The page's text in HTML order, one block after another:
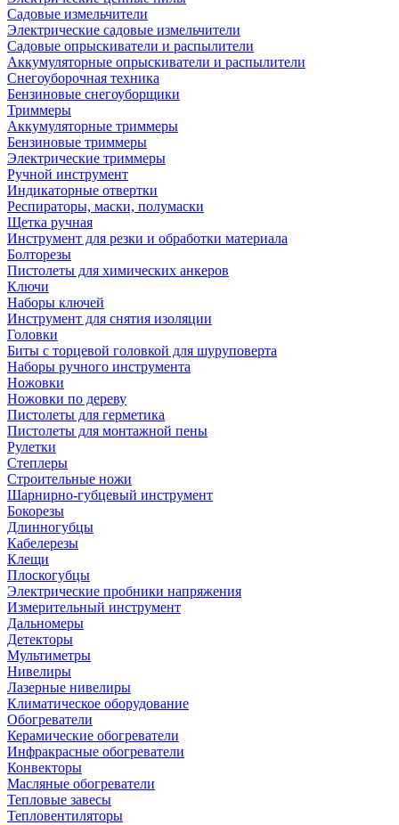
Садовые измельчители
Электрические садовые измельчители
Садовые опрыскиватели и распылители
Аккумуляторные опрыскиватели и распылители
Снегоуборочная техника
Бензиновые снегоуборщики
Триммеры
Аккумуляторные триммеры
Бензиновые триммеры
Электрические триммеры
Ручной инструмент
Индикаторные отвертки
Респираторы, маски, полумаски
Щетка ручная
Инструмент для резки и обработки материала
Болторезы
Пистолеты для химических анкеров
Ключи
Наборы ключей
Инструмент для снятия изоляции
Головки
Биты с торцевой головкой для шуруповерта
Наборы ручного инструмента
Ножовки
Ножовки по дереву
Пистолеты для герметика
Пистолеты для монтажной пены
Рулетки
Степлеры
Строительные ножи
Шарнирно-губцевый инструмент
Бокорезы
Длинногубцы
Кабелерезы
Клещи
Плоскогубцы
Электрические пробники напряжения
Измерительный инструмент
Дальномеры
Детекторы
Мультиметры
Нивелиры
Лазерные нивелиры
Климатическое оборудование
Обогреватели
Керамические обогреватели
Инфракрасные обогреватели
Конвекторы
Масляные обогреватели
Тепловые завесы
Тепловентиляторы